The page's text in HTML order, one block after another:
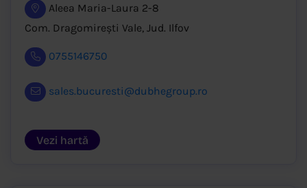
Aleea Maria-Laura 2-8
Com. Dragomirești Vale, Jud. Ilfov
0755146750
sales.bucuresti@dubhegroup.ro
Vezi hartă